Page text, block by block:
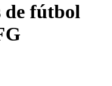
de fútbol